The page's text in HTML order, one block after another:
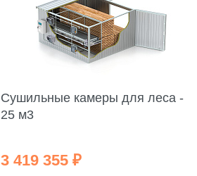
Сушильные камеры для леса -
25 м3
3 419 355 ₽